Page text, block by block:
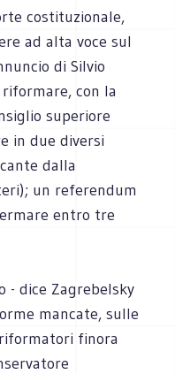
costituzionale,
ad alta voce sul
di Silvio
con la
superiore
in due diversi
dalla
un referendum
entro tre
- dice Zagrebelsky
mancate, sulle
finora